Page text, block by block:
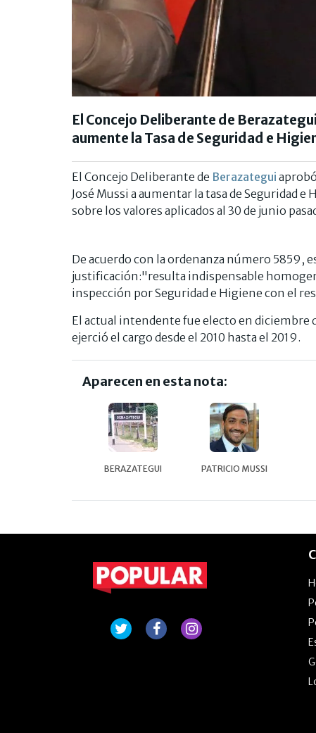
El Concejo Deliberante de
aumente la Tasa de Seguridad e
El Concejo Deliberante de Berazategui
José Mussi a aumentar la tasa de Seguridad
sobre los valores aplicados al 30 de junio
De acuerdo con la ordenanza número 5859,
justificación:"resulta indispensable
inspección por Seguridad e Higiene con el
El actual intendente fue electo en diciembre
ejerció el cargo desde el 2010 hasta el 2019.
Aparecen en esta nota:
BERAZATEGUI PATRICIO MUSSI